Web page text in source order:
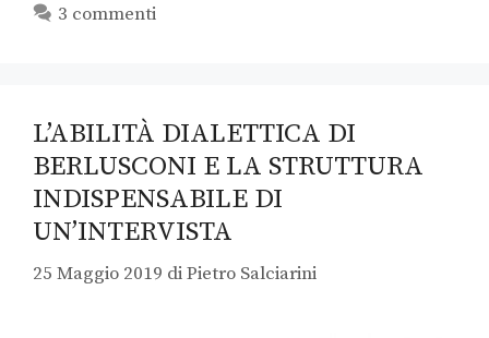
3 commenti
L’ABILITÀ DIALETTICA DI
BERLUSCONI E LA STRUTTURA
INDISPENSABILE DI
UN’INTERVISTA
25 Maggio 2019 diPietro Salciarini